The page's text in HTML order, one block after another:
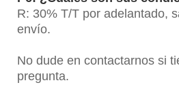
R: 30% T/T por adelantado,
envío.
No dude en contactarnos si
pregunta.